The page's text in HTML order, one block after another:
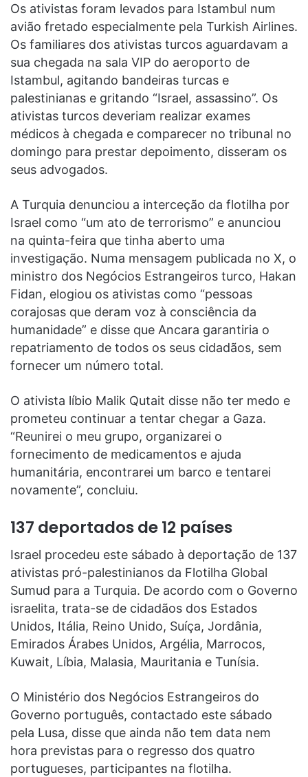
Os ativistas foram levados para Istambul num
avião fretado especialmente pela Turkish Airlines.
Os familiares dos ativistas turcos aguardavam a
sua chegada na sala VIP do aeroporto de
Istambul, agitando bandeiras turcas e
palestinianas e gritando “Israel, assassino”. Os
ativistas turcos deveriam realizar exames
médicos à chegada e comparecer no tribunal no
domingo para prestar depoimento, disseram os
seus advogados.
A Turquia denunciou a interceção da flotilha por
Israel como “um ato de terrorismo” e anunciou
na quinta-feira que tinha aberto uma
investigação. Numa mensagem publicada no X, o
ministro dos Negócios Estrangeiros turco, Hakan
Fidan, elogiou os ativistas como “pessoas
corajosas que deram voz à consciência da
humanidade” e disse que Ancara garantiria o
repatriamento de todos os seus cidadãos, sem
fornecer um número total.
O ativista líbio Malik Qutait disse não ter medo e
prometeu continuar a tentar chegar a Gaza.
“Reunirei o meu grupo, organizarei o
fornecimento de medicamentos e ajuda
humanitária, encontrarei um barco e tentarei
novamente”, concluiu.
137 deportados de 12 países
Israel procedeu este sábado à deportação de 137
ativistas pró-palestinianos da Flotilha Global
Sumud para a Turquia. De acordo com o Governo
israelita, trata-se de cidadãos dos Estados
Unidos, Itália, Reino Unido, Suíça, Jordânia,
Emirados Árabes Unidos, Argélia, Marrocos,
Kuwait, Líbia, Malasia, Mauritania e Tunísia.
O Ministério dos Negócios Estrangeiros do
Governo português, contactado este sábado
pela Lusa, disse que ainda não tem data nem
hora previstas para o regresso dos quatro
portugueses, participantes na flotilha.